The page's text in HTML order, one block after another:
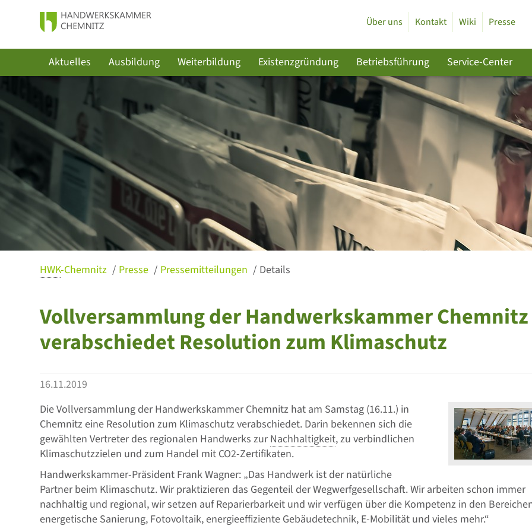
Über uns Kontakt Wiki Presse
Aktuelles Ausbildung Weiterbildung Existenzgründung Betriebsführung Service-Center
HWK-Chemnitz Presse Pressemitteilungen Details
Vollversammlung der Handwerkskammer Chemnitz
verabschiedet Resolution zum Klimaschutz
16.11.2019
Die Vollversammlung der Handwerkskammer Chemnitz hat am Samstag (16.11.) in
Chemnitz eine Resolution zum Klimaschutz verabschiedet. Darin bekennen sich die
gewählten Vertreter des regionalen Handwerks zurNachhaltigkeit, zu verbindlichen
Klimaschutzzielen und zum Handel mit CO2-Zertifikaten.
Handwerkskammer-Präsident Frank Wagner: „Das Handwerk ist der natürliche
Partner beim Klimaschutz. Wir praktizieren das Gegenteil der Wegwerfgesellschaft. Wir arbeiten schon immer
nachhaltig und regional, wir setzen auf Reparierbarkeit und wir verfügen über die Kompetenz in den
energetische Sanierung, Fotovoltaik, energieeffiziente Gebäudetechnik, E-Mobilität und vieles mehr.“